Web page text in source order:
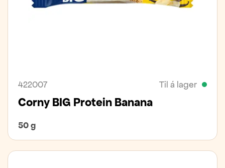
422007 Til á lager
Corny BIG Protein Banana
50 g